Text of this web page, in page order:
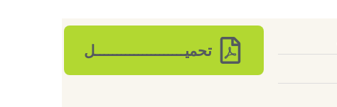
تحميـــــــــــــــــــــل